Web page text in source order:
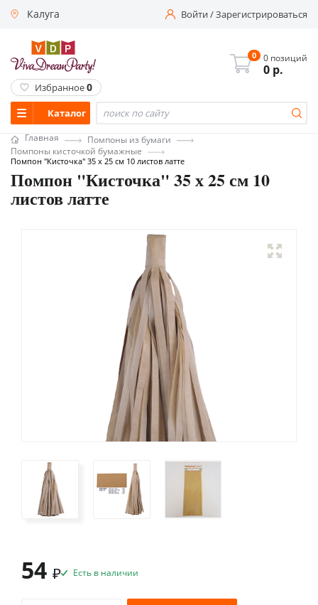
Калуга Войти/Зарегистрироваться
Каталог
0 0 позиций
0 р.
Избранное0
Главная
Помпоны из бумаги
Помпоны кисточкой бумажные
Помпон "Кисточка" 35 х 25 см 10 листов латте
Помпон "Кисточка" 35 х 25 см 10
листов латте
54 ₽ Есть в наличии